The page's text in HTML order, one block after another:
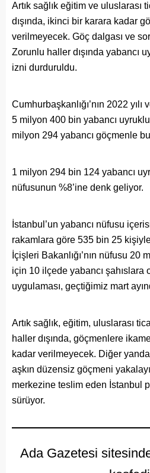
Artık sağlık eğitim ve uluslarası
dışında, ikinci bir karara kadar
verilmeyecek. Göç dalgası ve
Zorunlu haller dışında yabancı
izni durduruldu.
Cumhurbaşkanlığı’nın 2022
5 milyon 400 bin yabancı
milyon 294 yabancı göçmenle
1 milyon 294 bin 124 yabancı
nüfusunun %8’ine denk geliyor.
İstanbul’un yabancı nüfusu
rakamlara göre 535 bin 25
İçişleri Bakanlığı’nın nüfusu
için 10 ilçede yabancı şahıslara
uygulaması, geçtiğimiz mart
Artık sağlık, eğitim, uluslarası
haller dışında, göçmenlere
kadar verilmeyecek. Diğer
aşkın düzensiz göçmeni
merkezine teslim eden İstanbul
sürüyor.
Ada Gazetesi